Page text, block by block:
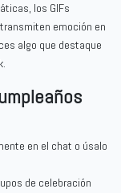
los GIFs
emoción en
algo que destaque
en el chat o úsalo
de celebración